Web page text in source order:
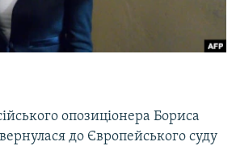
КРИМУ
опозиціонера Бориса
до Європейського суду